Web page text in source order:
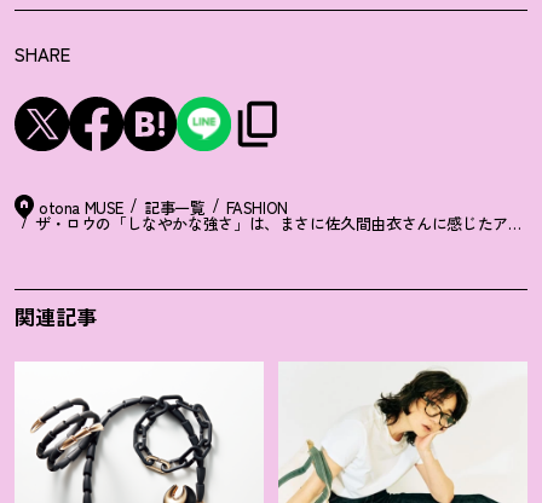
SHARE
otona MUSE 記事一覧 FASHION
ザ・ロウの「しなやかな強さ」は、まさに佐久間由衣さんに感じたアト
関連記事